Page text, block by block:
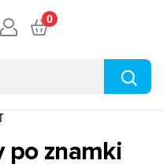
0
po znamki